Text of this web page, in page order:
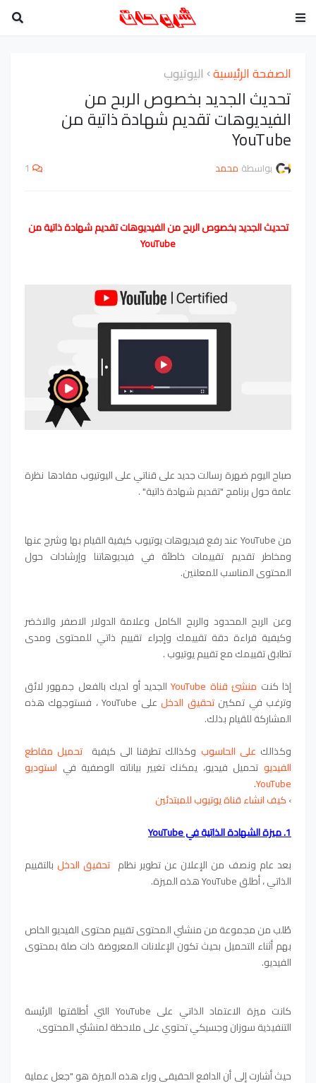
الصفحة الرئيسية اليوتيوب
تحديث الجديد بخصوص الربح من
الفيديوهات تقديم شهادة ذاتية من
YouTube
بواسطة محمد 1
تحديث الجديد بخصوص الربح من الفيديوهات تقديم شهادة ذاتية من
YouTube
صباح اليوم ضهرة رسالت جديد على قناتي على اليوتيوب مفادها نظرة
عامة حول برنامج "تقديم شهادة ذاتية" .
من YouTube عند رفع فيديوهات يوتيوب كيفية القيام بها وشرح عنها
ومخاطر تقديم تقييمات خاطئة في فيديوهاتنا وإرشادات حول
المحتوى المناسب للمعلنين.
وعن الربح المحدود والربح الكامل وعلامة الدولار الاصفر والاخضر
وكيفية قراءة دقة تقييمك وإجراء تقييم ذاتي للمحتوى ومدى
تطابق تقييمك مع تقييم يوتيوب .
إذا كنت منشئ قناة YouTube
الجديد أو لديك بالفعل جمهور لائق
وترغب في تمكينتحقيق الدخل
على YouTube ، فستوجهك هذه
المشاركة للقيام بذلك.
وكذالك على الحاسوب وكذالك تطرقنا الى كيفية تحميل مقاطع
الفيديو تحميل فيديو، يمكنك تغيير بياناته الوصفية في استوديو
YouTube
.
›كيف انشاء قناة يوتيوب للمبتدئين
1. ميزة الشهادة الذاتية في YouTube
بعد عام ونصف من الإعلان عن تطوير نظام تحقيق الدخلبالتقييم
الذاتي ، أطلق YouTube هذه الميزة.
طُلب من مجموعة من منشئي المحتوى تقييم محتوى الفيديو الخاص
بهم أثناء التحميل بحيث تكون الإعلانات المعروضة ذات صلة بمحتوى
الفيديو.
كانت ميزة الاعتماد الذاتي على YouTube التي أطلقتها الرئيسة
التنفيذية سوزان وجسيكي تحتوي على ملاحظة لمنشئي المحتوى.
حيث أشارت إلى أن الدافع الحقيقي وراء هذه الميزة هو "جعل عملية